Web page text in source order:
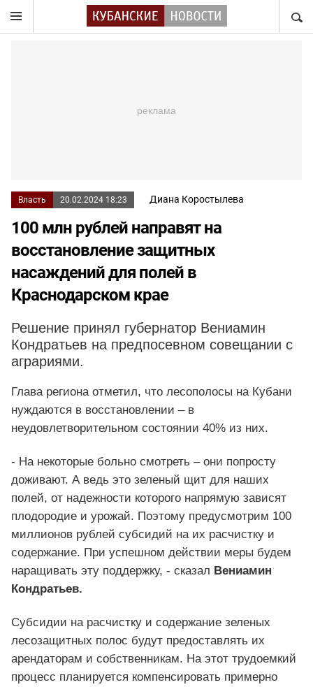
Власть 20.02.2024 18:23 Диана Коростылева
100 млн рублей направят на
восстановление защитных
насаждений для полей в
Краснодарском крае
Решение принял губернатор Вениамин
Кондратьев на предпосевном совещании с
аграриями.
Глава региона отметил, что лесополосы на Кубани
нуждаются в восстановлении – в
неудовлетворительном состоянии 40% из них.
- На некоторые больно смотреть – они попросту
доживают. А ведь это зеленый щит для наших
полей, от надежности которого напрямую зависят
плодородие и урожай. Поэтому предусмотрим 100
миллионов рублей субсидий на их расчистку и
содержание. При успешном действии меры будем
наращивать эту поддержку, - сказал Вениамин
Кондратьев.
Субсидии на расчистку и содержание зеленых
лесозащитных полос будут предоставлять их
арендаторам и собственникам. На этот трудоемкий
процесс планируется компенсировать примерно